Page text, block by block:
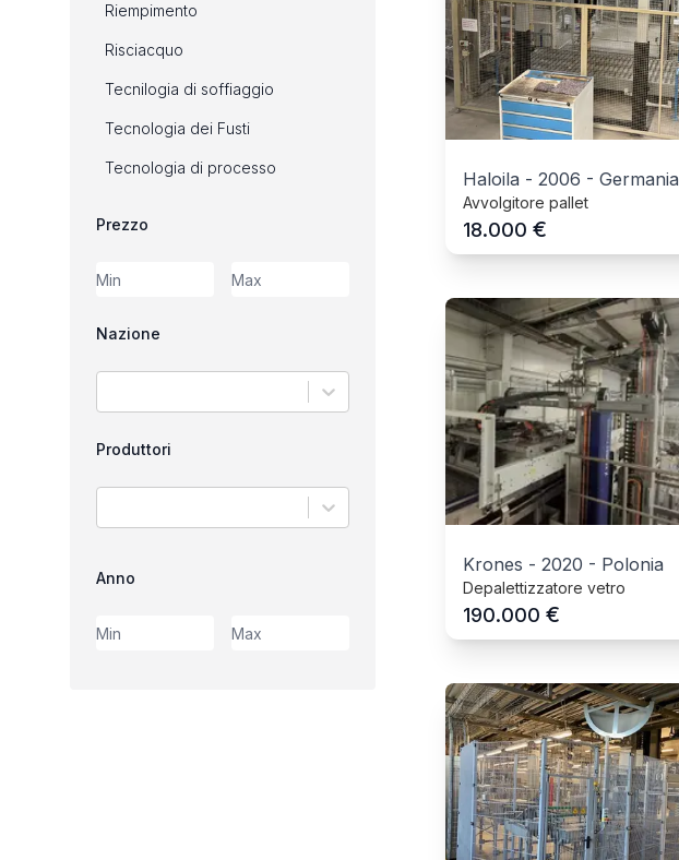
Riempimento
Risciacquo
Tecnilogia di soffiaggio
Tecnologia dei Fusti
Tecnologia di processo
Prezzo
Nazione
Produttori
Anno
Haloila - 2006 - Germania
Avvolgitore pallet
18.000 €
Krones - 2020 - Polonia
Depalettizzatore vetro
190.000 €